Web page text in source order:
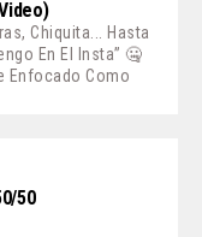
Chiquita... Hasta
En El Insta” 🤐
Enfocado Como
50